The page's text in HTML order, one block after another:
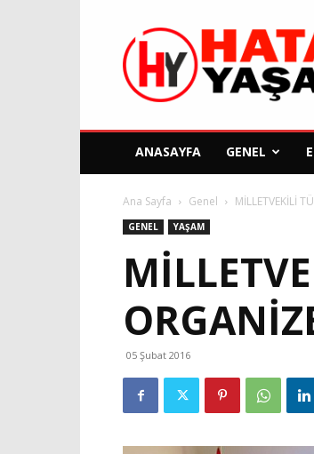
Hatay
Yaşam
Gazetesi
ANASAYFA GENEL
Ana Sayfa Genel MİLLETVEKİLİ
GENEL YAŞAM
05 Şubat 2016